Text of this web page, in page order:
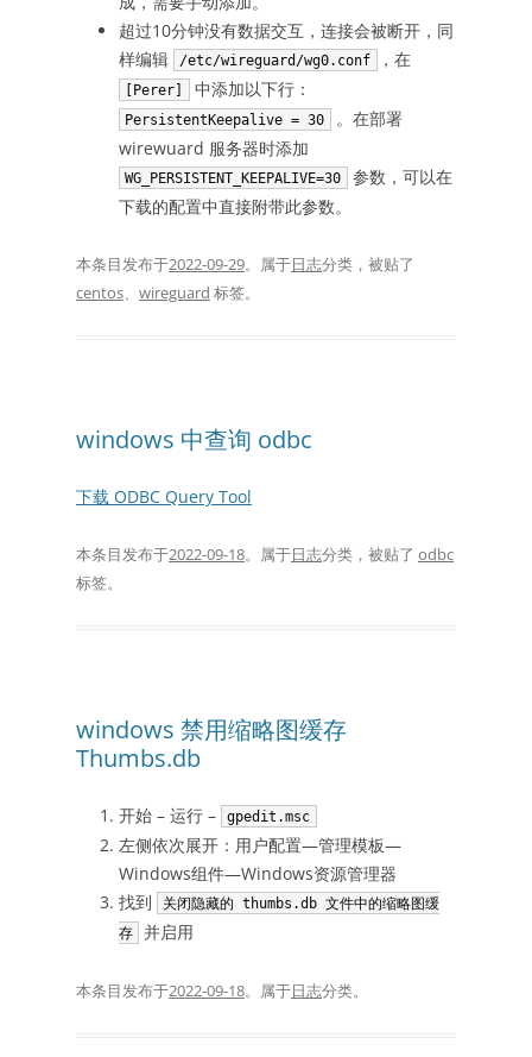
超过10分钟没有数据交互，连接会被断开，同
样编辑
/etc/wireguard/wg0.conf ，在
[Perer] 中添加以下行：
PersistentKeepalive = 30
。在部署
wirewuard 服务器时添加
WG_PERSISTENT_KEEPALIVE=30
参数，可以在
下载的配置中直接附带此参数。
本条目发布于2022-09-29。属于日志分类，被贴了
centos、 wireguard 标签。
windows 中查询 odbc
下载 ODBC Query Tool
本条目发布于2022-09-18。属于日志分类，被贴了 odbc
标签。
windows 禁用缩略图缓存
Thumbs.db
开始 – 运行 – gpedit.msc
左侧依次展开：用户配置—管理模板—
Windows组件—Windows资源管理器
找到
关闭隐藏的 thumbs.db 文件中的缩略图缓
存
并启用
本条目发布于2022-09-18。属于日志分类。